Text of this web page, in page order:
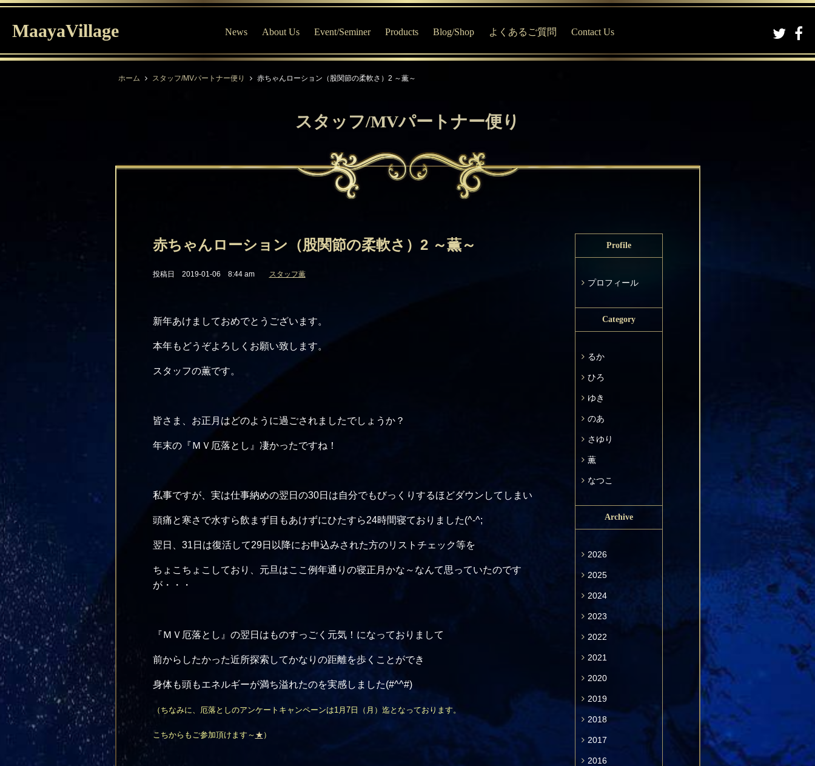
MaayaVillage News About Us
プロフィール
Event/Seminer Products
オススメ商品
ブレインエステ®について
MVおすすめチャート診断
Blog/Shop よくあるご質問 Contact Us
ホーム スタッフ/MVパートナー便り 赤ちゃんローション（股関節の柔軟さ）2 ～薫～
スタッフ/MVパートナー便り
赤ちゃんローション（股関節の柔軟さ）2 ～薫～
投稿日 2019-01-06 8:44 am スタッフ薫
新年あけましておめでとうございます。
本年もどうぞよろしくお願い致します。
スタッフの薫です。
皆さま、お正月はどのように過ごされましたでしょうか？
年末の『ＭＶ厄落とし』凄かったですね！
私事ですが、実は仕事納めの翌日の30日は自分でもびっくりするほどダウンしてしまい
頭痛と寒さで水すら飲まず目もあけずにひたすら24時間寝ておりました(^-^;
翌日、31日は復活して29日以降にお申込みされた方のリストチェック等を
ちょこちょこしており、元旦はここ例年通りの寝正月かな～なんて思っていたのです
が・・・
『ＭＶ厄落とし』の翌日はものすっごく元気！になっておりまして
前からしたかった近所探索してかなりの距離を歩くことができ
身体も頭もエネルギーが満ち溢れたのを実感しました(#^^#)
（ちなみに、厄落としのアンケートキャンペーンは1月7日（月）迄となっております。
こちからもご参加頂けます～ ★ ）
Profile
プロフィール
Category
るか
ひろ
ゆき
のあ
さゆり
薫
なつこ
Archive
2026
2025
2024
2023
2022
2021
2020
2019
2018
2017
2016